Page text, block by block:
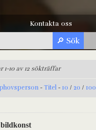
Kontakta oss
10 av 12 sökträffar
-Titel - 10 / 20 / 100